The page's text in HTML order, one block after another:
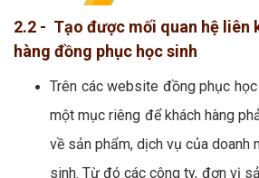
2.2 - Tạo được mối quan hệ liên
hàng đồng phục học sinh
Trên các website đồng phục
một mục riêng để khách hàng
về sản phẩm, dịch vụ của doanh
sinh. Từ đó các công ty, đơn vị